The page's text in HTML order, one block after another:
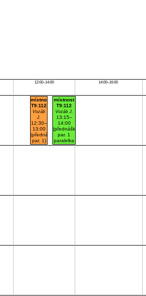
12:00–14:00 14:00–16:00
místnost
T9:112
Vozáb
J.
12:30–
13:00
(přednášková
par. 1)
Dejvice
místnost
T9:112
Vozáb J.
13:15–
14:00
(přednášková
par. 1
paralelka
101)